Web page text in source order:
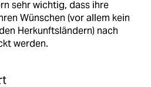
sehr wichtig, dass ihre
Wünschen (vor allem kein
Herkunftsländern) nach
werden.